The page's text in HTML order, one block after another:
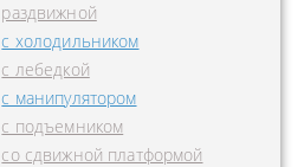
раздвижной
с холодильником
с лебедкой
с манипулятором
с подъемником
со сдвижной платформой